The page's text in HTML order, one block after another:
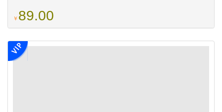
￥89.00